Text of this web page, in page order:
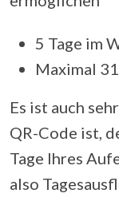
5 Tage im
Maximal
Es ist auch
QR-Code ist,
Tage Ihres
also